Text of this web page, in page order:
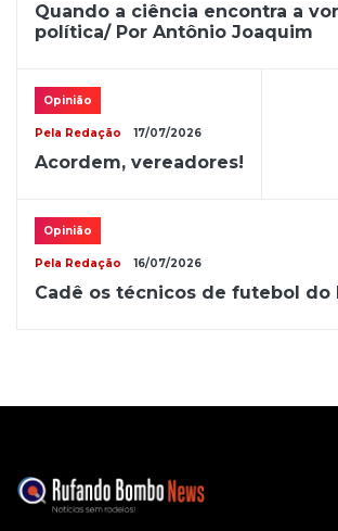
Quando a ciência encontra a
política/ Por Antônio Joaquim
Opinião
Pela Redação 17/07/2026
Acordem, vereadores!
Opinião
Pela Redação 16/07/2026
Cadê os técnicos de futebol do